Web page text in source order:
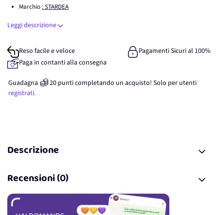
Marchio : STARDEA
Leggi descrizione
Reso facile e veloce
Pagamenti Sicuri al 100%
Paga in contanti alla consegna
Guadagna 20 punticompletando un acquisto! Solo per utenti
registrati.
Descrizione
Recensioni (0)